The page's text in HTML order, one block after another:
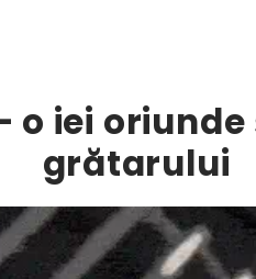
iei
grătarului